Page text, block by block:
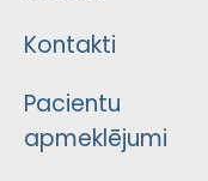
Kontakti
Pacientu
apmeklējumi